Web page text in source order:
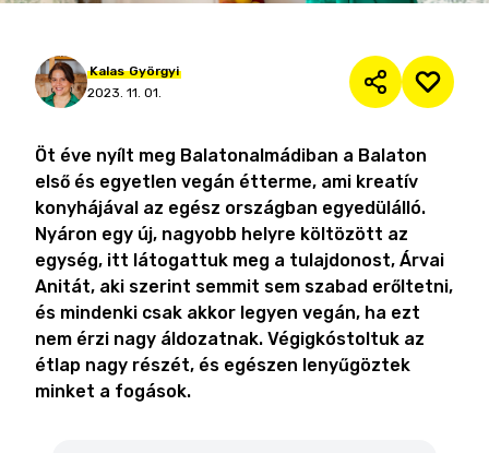
Kalas Györgyi
2023. 11. 01.
Öt éve nyílt meg Balatonalmádiban a Balaton
első és egyetlen vegán étterme, ami kreatív
konyhájával az egész országban egyedülálló.
Nyáron egy új, nagyobb helyre költözött az
egység, itt látogattuk meg a tulajdonost, Árvai
Anitát, aki szerint semmit sem szabad erőltetni,
és mindenki csak akkor legyen vegán, ha ezt
nem érzi nagy áldozatnak. Végigkóstoltuk az
étlap nagy részét, és egészen lenyűgöztek
minket a fogások.